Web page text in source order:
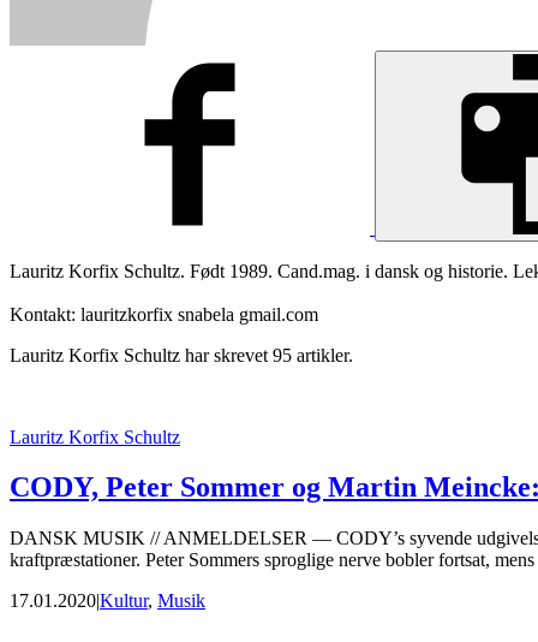
Lauritz Korfix Schultz. Født 1989. Cand.mag. i dansk og historie.
Kontakt: lauritzkorfix snabela gmail.com
Lauritz Korfix Schultz har skrevet 95 artikler.
Lauritz Korfix Schultz
CODY, Peter Sommer og Martin
DANSK MUSIK // ANMELDELSER — CODY’s syvende udgivelse
kraftpræstationer. Peter Sommers sproglige nerve bobler fortsat,
17.01.2020|Kultur, Musik